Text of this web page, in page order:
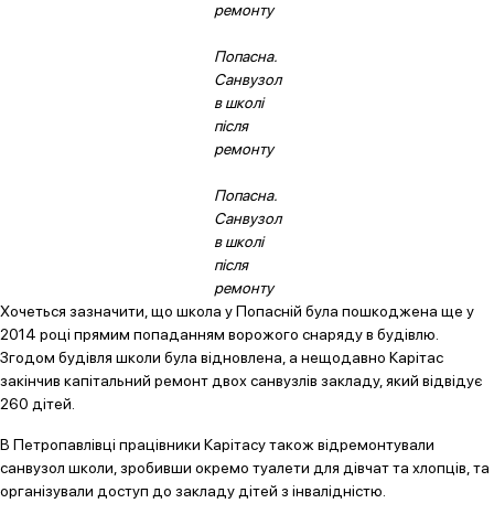
ремонту
Попасна.
Санвузол
в школі
після
ремонту
Попасна.
Санвузол
в школі
після
ремонту
Хочеться зазначити, що школа у Попасній була пошкоджена ще у
2014 році прямим попаданням ворожого снаряду в будівлю.
Згодом будівля школи була відновлена, а нещодавно Карітас
закінчив капітальний ремонт двох санвузлів закладу, який відвідує
260 дітей.
В Петропавлівці працівники Карітасу також відремонтували
санвузол школи, зробивши окремо туалети для дівчат та хлопців, та
організували доступ до закладу дітей з інвалідністю.